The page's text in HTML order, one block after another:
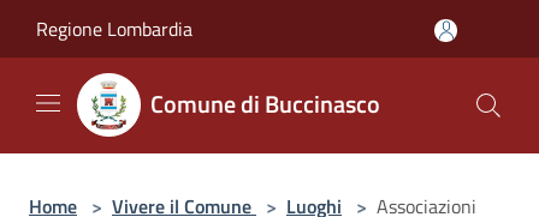
Regione Lombardia
Comune di Buccinasco
Home > Vivere il Comune > Luoghi > Associazioni